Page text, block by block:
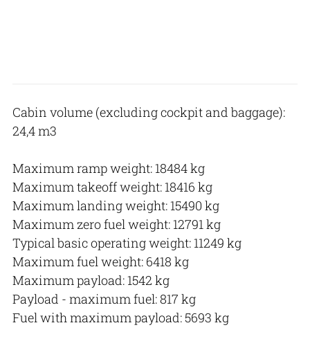
Cabin volume (excluding cockpit and baggage):
24,4 m3
Maximum ramp weight: 18484 kg
Maximum takeoff weight: 18416 kg
Maximum landing weight: 15490 kg
Maximum zero fuel weight: 12791 kg
Typical basic operating weight: 11249 kg
Maximum fuel weight: 6418 kg
Maximum payload: 1542 kg
Payload - maximum fuel: 817 kg
Fuel with maximum payload: 5693 kg